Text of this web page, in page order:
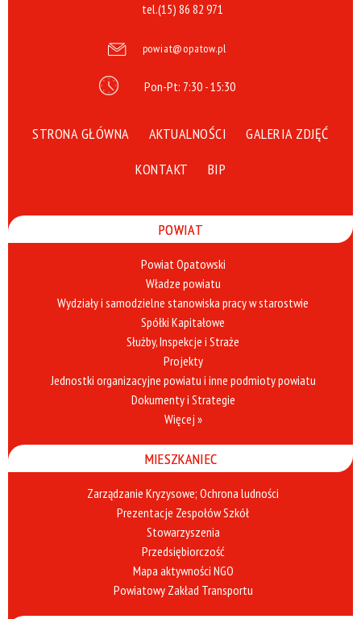
tel.(15) 86 82 971
powiat@opatow.pl
Pon-Pt: 7:30 - 15:30
STRONA GŁÓWNA AKTUALNOŚCI
GALERIA ZDJĘĆ
KONTAKT
BIP
POWIAT
Powiat Opatowski
Władze powiatu
Wydziały i samodzielne stanowiska pracy w starostwie
Spółki Kapitałowe
Służby, Inspekcje i Straże
Projekty
Jednostki organizacyjne powiatu i inne podmioty powiatu
Dokumenty i Strategie
Więcej »
MIESZKANIEC
Zarządzanie Kryzysowe; Ochrona ludności
Prezentacje Zespołów Szkół
Stowarzyszenia
Przedsiębiorczość
Mapa aktywności NGO
Powiatowy Zakład Transportu